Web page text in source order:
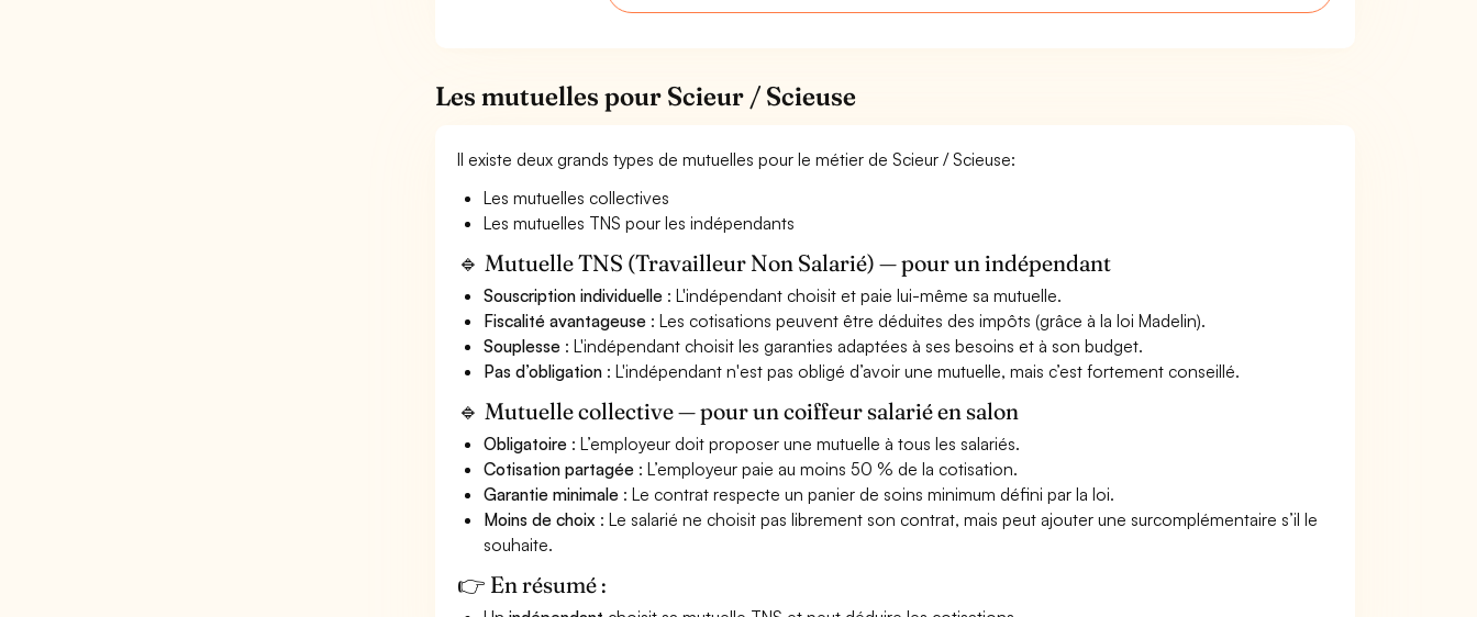
Les mutuelles pour Scieur / Scieuse
Il existe deux grands types de mutuelles pour le métier de Scieur / Scieuse:
Les mutuelles collectives
Les mutuelles TNS pour les indépendants
🔹 Mutuelle TNS (Travailleur Non Salarié) — pour un indépendant
Souscription individuelle : L'indépendant choisit et paie lui-même sa mutuelle.
Fiscalité avantageuse : Les cotisations peuvent être déduites des impôts (grâce à la loi Madelin).
Souplesse : L'indépendant choisit les garanties adaptées à ses besoins et à son budget.
Pas d’obligation : L'indépendant n'est pas obligé d’avoir une mutuelle, mais c’est fortement conseillé.
🔹 Mutuelle collective — pour un coiffeur salarié en salon
Obligatoire : L’employeur doit proposer une mutuelle à tous les salariés.
Cotisation partagée : L’employeur paie au moins 50 % de la cotisation.
Garantie minimale : Le contrat respecte un panier de soins minimum défini par la loi.
Moins de choix : Le salarié ne choisit pas librement son contrat, mais peut ajouter une surcomplémentaire s’il le
souhaite.
👉 En résumé :